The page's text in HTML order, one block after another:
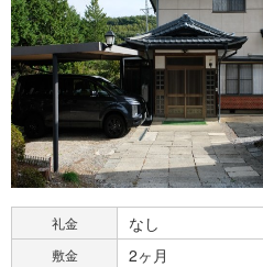
礼金 なし
敷金 2ヶ月